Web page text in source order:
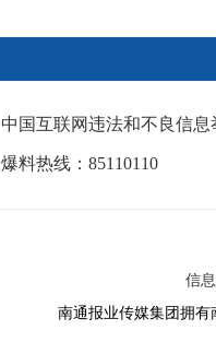
中国互联网违法和不良信息
爆料热线：85110110
信
南通报业传媒集团拥